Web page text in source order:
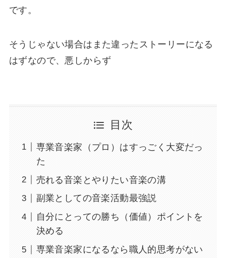
です。
そうじゃない場合はまた違ったストーリーになる
はずなので、悪しからず
目次
専業音楽家（プロ）はすっごく大変だっ
た
売れる音楽とやりたい音楽の溝
副業としての音楽活動最強説
自分にとっての勝ち（価値）ポイントを
決める
専業音楽家になるなら職人的思考がない